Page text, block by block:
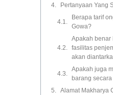
Pertanyaan Yang
Berapa tarif
Gowa?
Apakah benar
fasilitas
akan
Apakah juga
barang
Alamat Makharya